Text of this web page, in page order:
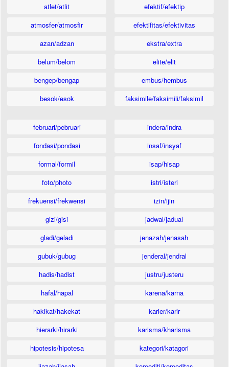
atlet/atlit
atmosfer/atmosfir
azan/adzan
belum/belom
bengep/bengap
besok/esok
efektif/efektip
efektifitas/efektivitas
ekstra/extra
elite/elit
embus/hembus
faksimile/faksimili/faksimil
februari/pebruari
fondasi/pondasi
formal/formil
foto/photo
frekuensi/frekwensi
gizi/gisi
gladi/geladi
gubuk/gubug
hadis/hadist
hafal/hapal
hakikat/hakekat
hierarki/hirarki
hipotesis/hipotesa
indera/indra
insaf/insyaf
isap/hisap
istri/isteri
izin/ijin
jadwal/jadual
jenazah/jenasah
jenderal/jendral
justru/justeru
karena/karna
karier/karir
karisma/kharisma
kategori/katagori